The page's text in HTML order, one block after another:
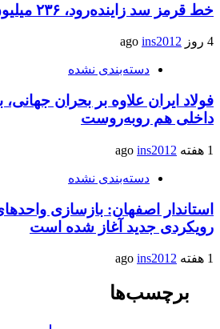
خط قرمز سد زاینده‌رود، ۲۳۶ میلیون مترمکعب است
4 روز ago ins2012
دسته‌بندی نشده
فولاد ایران علاوه بر بحران
داخلی هم روبه‌روست
1 هفته ago ins2012
دسته‌بندی نشده
استاندار اصفهان: بازسازی
رویکردی جدید آغاز شده است
1 هفته ago ins2012
برچسب‌ها